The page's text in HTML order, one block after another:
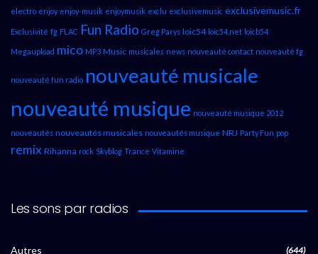
electro enjoy enjoy-musik enjoymusik exclu exclusivemusic exclusivemusic.fr
Exclusivité fg FLAC Fun Radio Greg Parys loic54 loic54.net loicb54
Megaupload mico MP3 Music musicales news nouveauté contact nouveauté fg
nouveauté fun radio nouveauté musicale
nouveauté musique nouveauté musique 2012
nouveautés nouveautés musicales nouveautés musique NRJ Party Fun pop
remix Rihanna rock Skyblog Trance Vitamine
Les sons par radios
Autres (644)